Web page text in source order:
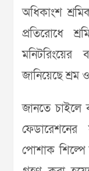
অধিকাংশ
প্রতিরোধে
মনিটরিংয়ের
জানিয়েছে শ্রম ও
জানতে চাইলে
পোশাক শিল্পে